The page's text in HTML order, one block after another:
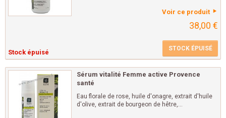
Voir ce produit
38,00 €
Stock épuisé STOCK ÉPUISÉ
Sérum vitalité Femme active Provence
santé
Eau florale de rose, huile d'onagre, extrait d'huile
d'olive, extrait de bourgeon de hêtre,...